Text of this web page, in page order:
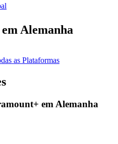
em Alemanha
as Plataformas
em Alemanha